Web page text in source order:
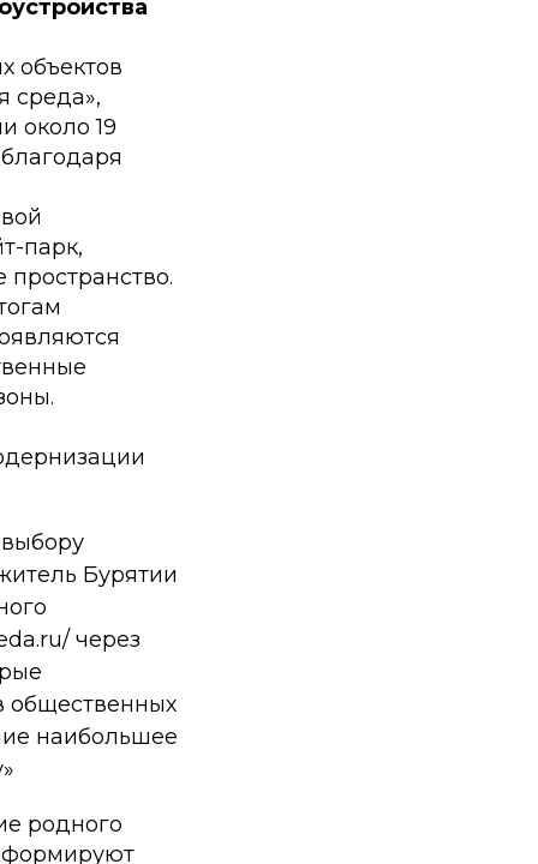
объектов
среда»,
около 19
парк,
Бурятии
через
общественных
наибольшее
родного